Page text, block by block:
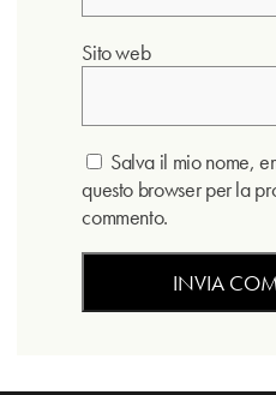
Sito web
Salva il mio nome,
questo browser per la
commento.